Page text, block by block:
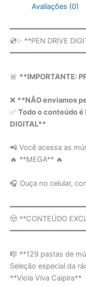
Avaliações (0)
💿✨ **PEN DRIVE
🚨 **IMPORTANTE:
❌ **NÃO enviamos
✅ Todo o conteúdo é
DIGITAL**
📲 Você acessa as
🔥 **MEGA** 🔥
🎧 Ouça no celular,
🤠 **CONTEÚDO
🎼 **129 pastas de
Seleção especial da
**Viola Viva Caipira**